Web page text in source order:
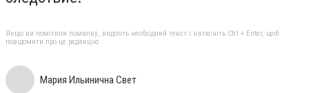
Якщо ви помітили помилку, виділіть необхідний текст і натисніть Ctrl + Enter, щоб
повідомити про це редакцію
Мария Ильинична Свет